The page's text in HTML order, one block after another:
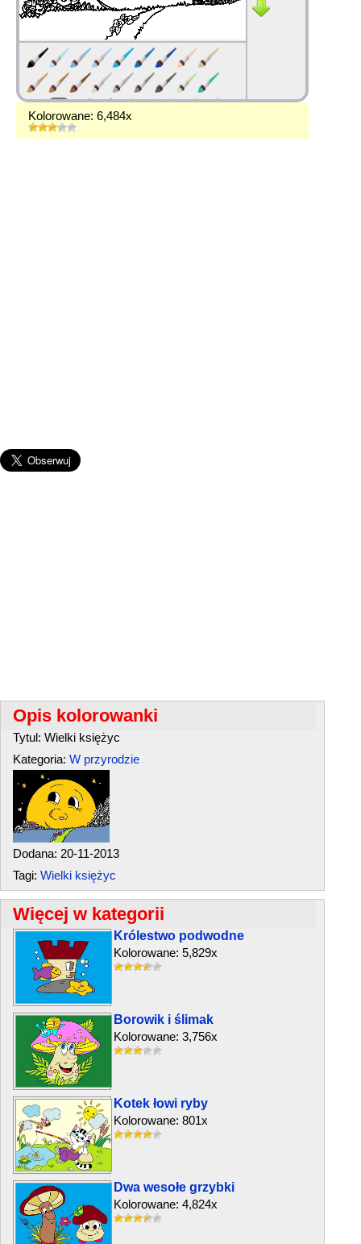
Kolorowane: 6,484x
Opis kolorowanki
Tytul: Wielki księżyc
Kategoria: W przyrodzie
Dodana: 20-11-2013
Tagi: Wielki księżyc
Więcej w kategorii
Królestwo podwodne
Kolorowane: 5,829x
Borowik i ślimak
Kolorowane: 3,756x
Kotek łowi ryby
Kolorowane: 801x
Dwa wesołe grzybki
Kolorowane: 4,824x